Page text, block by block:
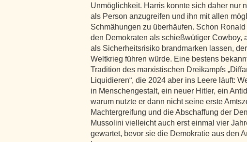
Unmöglichkeit. Harris konnte sich daher nur
als Person anzugreifen und ihn mit allen
Schmähungen zu überhäufen. Schon
den Demokraten als schießwütiger Cowboy,
als Sicherheitsrisiko brandmarken lassen,
Weltkrieg führen würde. Eine bestens
Tradition des marxistischen Dreikampfs
Liquidieren“, die 2024 aber ins Leere läuft:
in Menschengestalt, ein neuer Hitler, ein
warum nutzte er dann nicht seine erste
Machtergreifung und die Abschaffung der
Mussolini vielleicht auch erst einmal vier
gewartet, bevor sie die Demokratie aus den